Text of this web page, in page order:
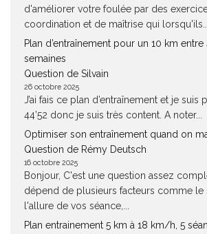
d'améliorer votre foulée par des
coordination et de maîtrise qui lorsqu'ils...
Plan d’entraînement pour un 10 km
semaines
Question de Silvain
26 octobre 2025
J’ai fais ce plan d’entraînement et je suis
44’52 donc je suis très content. A noter...
Optimiser son entraînement quand on
Question de Rémy Deutsch
16 octobre 2025
Bonjour, C'est une question assez
dépend de plusieurs facteurs comme le
l'allure de vos séance,...
Plan entrainement 5 km à 18 km/h, 5